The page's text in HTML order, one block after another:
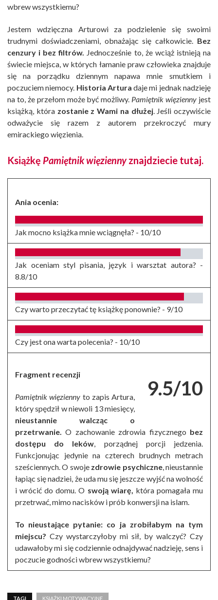
wbrew wszystkiemu?
Jestem wdzięczna Arturowi za podzielenie się swoimi
trudnymi doświadczeniami, obnażając się całkowicie. Bez
cenzury i bez filtrów. Jednocześnie to, że wciąż istnieją na
świecie miejsca, w których łamanie praw człowieka znajduje
się na porządku dziennym napawa mnie smutkiem i
poczuciem niemocy. Historia Artura daje mi jednak nadzieję
na to, że przełom może być możliwy. Pamiętnik więzienny jest
książką, która zostanie z Wami na dłużej. Jeśli oczywiście
odważycie się razem z autorem przekroczyć mury
emirackiego więzienia.
Książkę Pamiętnik więziennyznajdziecie tutaj.
Ania ocenia:
Jak mocno książka mnie wciągnęła? - 10/10
Jak oceniam styl pisania, język i warsztat autora? -
8.8/10
Czy warto przeczytać tę książkę ponownie? - 9/10
Czy jest ona warta polecenia? - 10/10
9.5/10
Fragment recenzji
Pamiętnik więzienny to zapis Artura,
który spędził w niewoli 13 miesięcy,
nieustannie walcząc o
przetrwanie. O zachowanie zdrowia fizycznego bez
dostępu do leków , porządnej porcji jedzenia.
Funkcjonując jedynie na czterech brudnych metrach
sześciennych. O swoje zdrowie psychiczne, nieustannie
łapiąc się nadziei, że uda mu się jeszcze wyjść na wolność
i wrócić do domu. O swoją wiarę, która pomagała mu
przetrwać, mimo nacisków i prób konwersji na islam.
To nieustające pytanie: co ja zrobiłabym na tym
miejscu? Czy wystarczyłoby mi sił, by walczyć? Czy
udawałoby mi się codziennie odnajdywać nadzieję, sens i
poczucie godności wbrew wszystkiemu?
TAGI KSIĄŻKI MOTYWACYJNE